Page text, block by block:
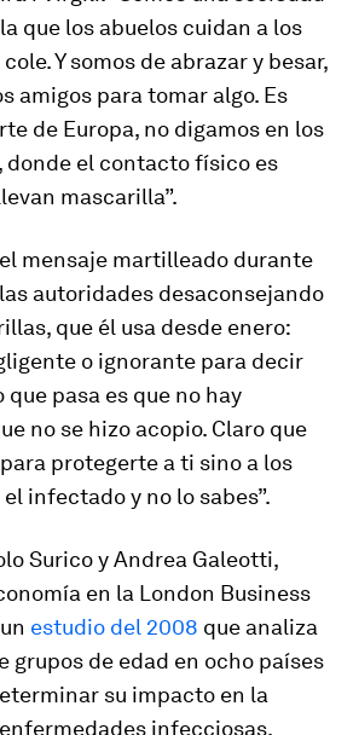
que los abuelos cuidan a los
Y somos de abrazar y besar,
amigos para tomar algo. Es
de Europa, no digamos en los
donde el contacto físico es
mascarilla”.
mensaje martilleado durante
autoridades desaconsejando
que él usa desde enero:
o ignorante para decir
que pasa es que no hay
no se hizo acopio. Claro que
protegerte a ti sino a los
infectado y no lo sabes”.
Surico y Andrea Galeotti,
en la London Business
estudio del 2008 que analiza
grupos de edad en ocho países
su impacto en la
infecciosas.